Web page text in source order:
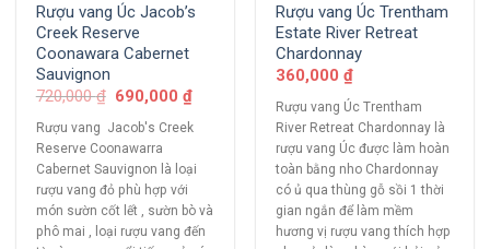
Rượu vang Úc Jacob’s
Creek Reserve
Coonawara Cabernet
Sauvignon
720,000₫ 690,000₫
Rượu vang Jacob's Creek
Reserve Coonawarra
Cabernet Sauvignon là loại
rượu vang đỏ phù hợp với
món sườn cốt lết , sườn bò và
phô mai , loại rượu vang đến
Rượu vang Úc Trentham
Estate River Retreat
Chardonnay
360,000 ₫
Rượu vang Úc Trentham
River Retreat Chardonnay là
rượu vang Úc được làm hoàn
toàn bằng nho Chardonnay
có ủ qua thùng gỗ sồi 1 thời
gian ngắn để làm mềm
hương vị rượu vang thích hợp